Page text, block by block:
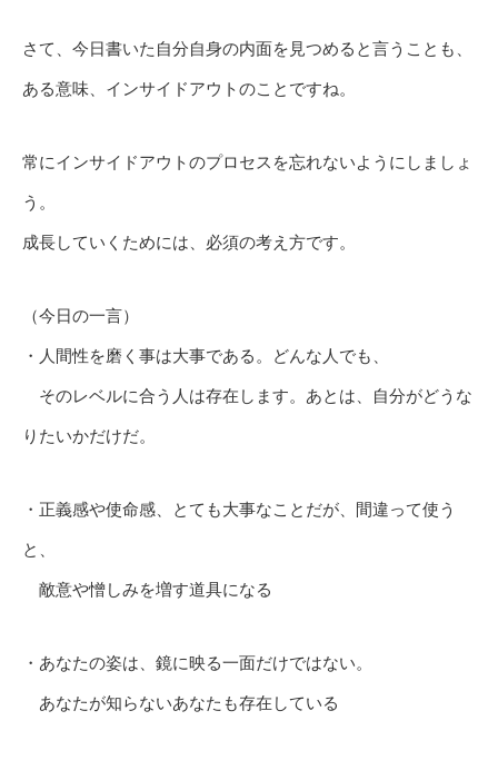
さて、今日書いた自分自身の内面を見つめると言うことも、
ある意味、インサイドアウトのことですね。
常にインサイドアウトのプロセスを忘れないようにしましょ
う。
成長していくためには、必須の考え方です。
（今日の一言）
・人間性を磨く事は大事である。どんな人でも、
そのレベルに合う人は存在します。あとは、自分がどうな
りたいかだけだ。
・正義感や使命感、とても大事なことだが、間違って使う
と、
敵意や憎しみを増す道具になる
・あなたの姿は、鏡に映る一面だけではない。
あなたが知らないあなたも存在している